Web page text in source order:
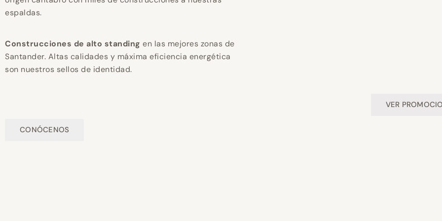
espaldas.
Construcciones de alto standing en las mejores zonas de
Santander. Altas calidades y máxima eficiencia energética
son nuestros sellos de identidad.
CONÓCENOS
VER